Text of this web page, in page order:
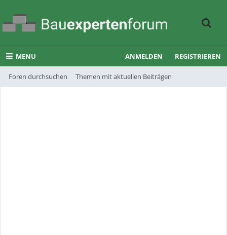
MENU
Foren durchsuchen Themen mit aktuellen Beiträgen
ANMELDEN REGISTRIEREN